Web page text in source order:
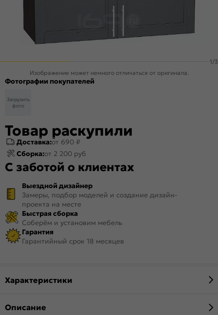
1/3
Изображение может немного отличаться от оригинала.
Фотографии покупателей
Загрузить
фото
Товар раскупили
Доставка:от 690 ₽
Сборка:от 2 200 руб
С заботой о клиентах
Выездной дизайнер
Замеры, подбор моделей и создание дизайн-
проекта на месте
Быстрая сборка
Соберём и установим мебель
Гарантия
Гарантийный срок 18 месяцев
Характеристики
Описание